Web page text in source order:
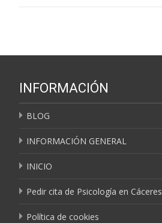
INFORMACIÓN
BLOG
INFORMACIÓN GENERAL
INICIO
Pedir cita de Psicología en Cáceres
Política de cookies